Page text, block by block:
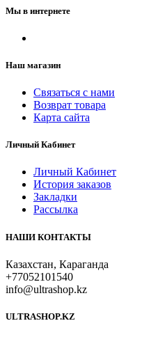
Мы в интернете
Наш магазин
Связаться с нами
Возврат товара
Карта сайта
Личный Кабинет
Личный Кабинет
История заказов
Закладки
Рассылка
НАШИ КОНТАКТЫ
Казахстан, Караганда
+77052101540
info@ultrashop.kz
ULTRASHOP.KZ